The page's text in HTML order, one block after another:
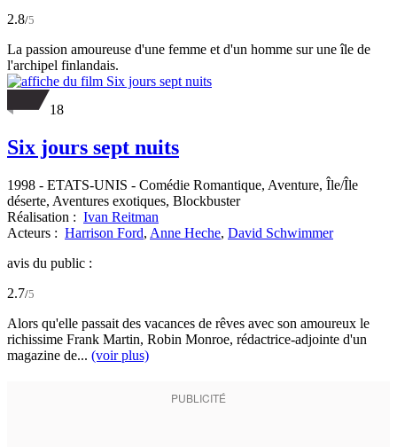
2.8/5
La passion amoureuse d'une femme et d'un homme sur une île de
l'archipel finlandais.
18
Six jours sept nuits
1998 - ETATS-UNIS - Comédie Romantique, Aventure, Île/Île
déserte, Aventures exotiques, Blockbuster
Réalisation : Ivan Reitman
Acteurs : Harrison Ford, Anne Heche, David Schwimmer
avis du public :
2.7/5
Alors qu'elle passait des vacances de rêves avec son amoureux le
richissime Frank Martin, Robin Monroe, rédactrice-adjointe d'un
magazine de... (voir plus)